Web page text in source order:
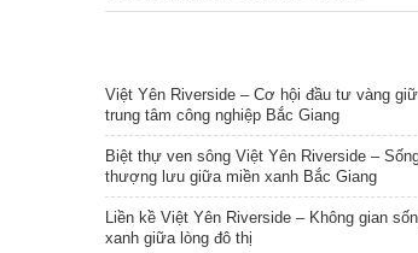
Việt Yên Riverside – Cơ hội đầu tư vàng
trung tâm công nghiệp Bắc Giang
Biệt thự ven sông Việt Yên Riverside –
thượng lưu giữa miền xanh Bắc Giang
Liền kề Việt Yên Riverside – Không gian
xanh giữa lòng đô thị